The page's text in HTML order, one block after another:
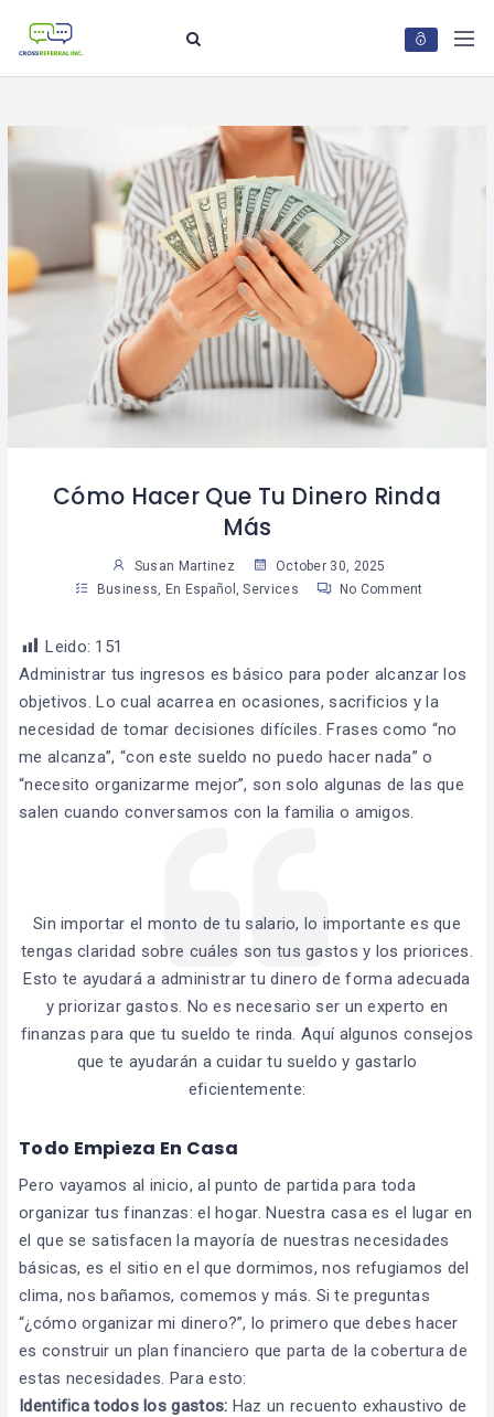
Cómo Hacer Que Tu Dinero Rinda
Más
Susan Martinez
October 30, 2025
Business
En Español ,Services No Comment
Leido: 151
Administrar tus ingresos es básico para poder alcanzar los
objetivos. Lo cual acarrea en ocasiones, sacrificios y la
necesidad de tomar decisiones difíciles. Frases como “no
me alcanza”, “con este sueldo no puedo hacer nada” o
“necesito organizarme mejor”, son solo algunas de las que
salen cuando conversamos con la familia o amigos.
Sin importar el monto de tu salario, lo importante es que
tengas claridad sobre cuáles son tus gastos y los priorices.
Esto te ayudará a administrar tu dinero de forma adecuada
y priorizar gastos. No es necesario ser un experto en
finanzas para que tu sueldo te rinda. Aquí algunos consejos
que te ayudarán a cuidar tu sueldo y gastarlo
eficientemente:
Todo Empieza En Casa
Pero vayamos al inicio, al punto de partida para toda
organizar tus finanzas: el hogar. Nuestra casa es el lugar en
el que se satisfacen la mayoría de nuestras necesidades
básicas, es el sitio en el que dormimos, nos refugiamos del
clima, nos bañamos, comemos y más. Si te preguntas
“¿cómo organizar mi dinero?”, lo primero que debes hacer
es construir un plan financiero que parta de la cobertura de
estas necesidades. Para esto:
Identifica todos los gastos: Haz un recuento exhaustivo de